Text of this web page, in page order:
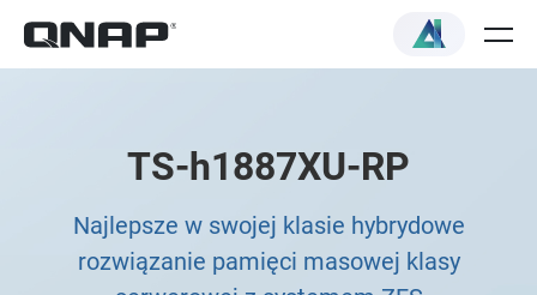
TS-h1887XU-RP
Najlepsze w swojej klasie hybrydowe
rozwiązanie pamięci masowej klasy